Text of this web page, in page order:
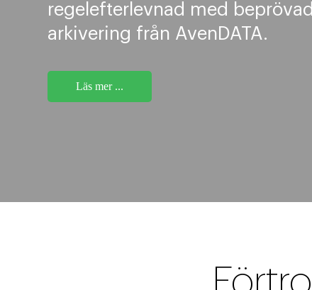
regelefterlevnad med
arkivering från AvenDATA.
Läs mer ...